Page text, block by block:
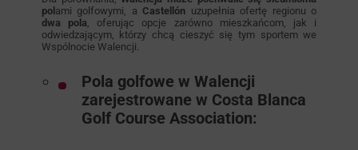
polami golfowymi, a Castellón uzupełnia ofertę regionu o
dwa pola , oferując opcje zarówno mieszkańcom, jak i
odwiedzającym, którzy chcą cieszyć się tym sportem we
Wspólnocie Walencji.
Pola golfowe w Walencji
zarejestrowane w Costa Blanca
Golf Course Association: